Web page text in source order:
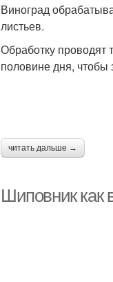
Виноград
листьев.
Обработку проводят
половине дня, чтобы
читать дальше →
Шиповник как